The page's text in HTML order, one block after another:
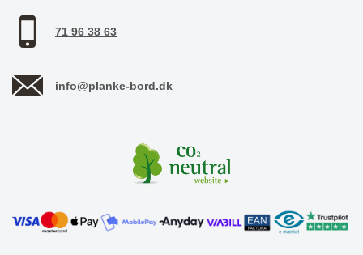
71 96 38 63
info@planke-bord.dk